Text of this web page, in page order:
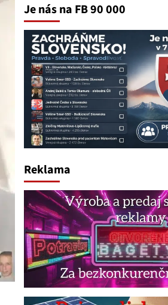
Je nás na FB 90 000
Reklama